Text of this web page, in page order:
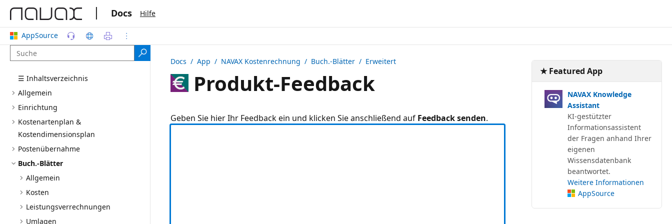
| Docs Hilfe
AppSource
☰ Inhaltsverzeichnis
Allgemein
Einrichtung
Kostenartenplan &
Kostendimensionsplan
Postenübernahme
Buch.-Blätter
Allgemein
Kosten
Leistungsverrechnungen
Umlagen
Docs / App / NAVAX Kostenrechnung / Buch.-Blätter / Erweitert
Produkt-Feedback
Geben Sie hier Ihr Feedback ein und klicken Sie anschließend auf Feedback senden.
★ Featured App
NAVAX Knowledge
Assistant
KI-gestützter
Informationsassistent
der Fragen anhand Ihrer
eigenen
Wissensdatenbank
beantwortet.
Weitere Informationen
AppSource